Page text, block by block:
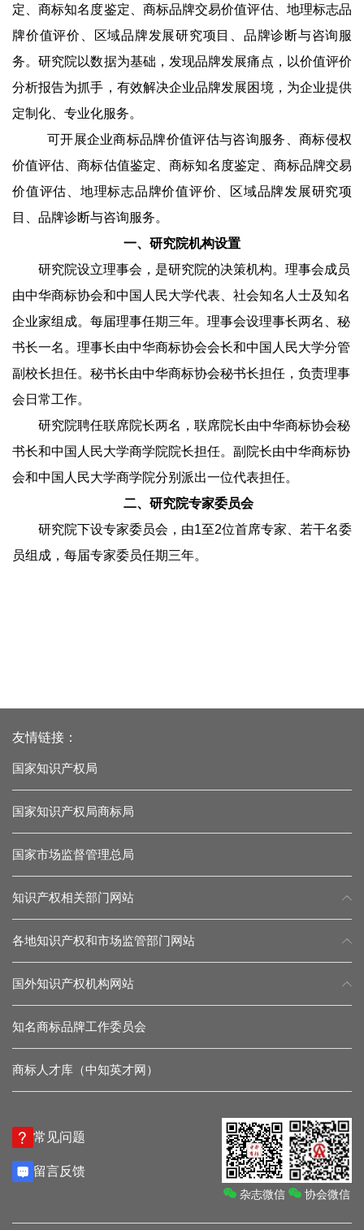
定、商标知名度鉴定、商标品牌交易价值评估、地理标志品
牌价值评价、区域品牌发展研究项目、品牌诊断与咨询服
务。研究院以数据为基础，发现品牌发展痛点，以价值评价
分析报告为抓手，有效解决企业品牌发展困境，为企业提供
定制化、专业化服务。
可开展企业商标品牌价值评估与咨询服务、商标侵权
价值评估、商标估值鉴定、商标知名度鉴定、商标品牌交易
价值评估、地理标志品牌价值评价、区域品牌发展研究项
目、品牌诊断与咨询服务。
一、研究院机构设置
研究院设立理事会，是研究院的决策机构。理事会成员
由中华商标协会和中国人民大学代表、社会知名人士及知名
企业家组成。每届理事任期三年。理事会设理事长两名、秘
书长一名。理事长由中华商标协会会长和中国人民大学分管
副校长担任。秘书长由中华商标协会秘书长担任，负责理事
会日常工作。
研究院聘任联席院长两名，联席院长由中华商标协会秘
书长和中国人民大学商学院院长担任。副院长由中华商标协
会和中国人民大学商学院分别派出一位代表担任。
二、研究院专家委员会
研究院下设专家委员会，由1至2位首席专家、若干名委
员组成，每届专家委员任期三年。
友情链接：
国家知识产权局
国家知识产权局商标局
国家市场监督管理总局
知识产权相关部门网站
各地知识产权和市场监管部门网站
国外知识产权机构网站
知名商标品牌工作委员会
商标人才库（中知英才网）
协会微信
杂志微信
常见问题
留言反馈